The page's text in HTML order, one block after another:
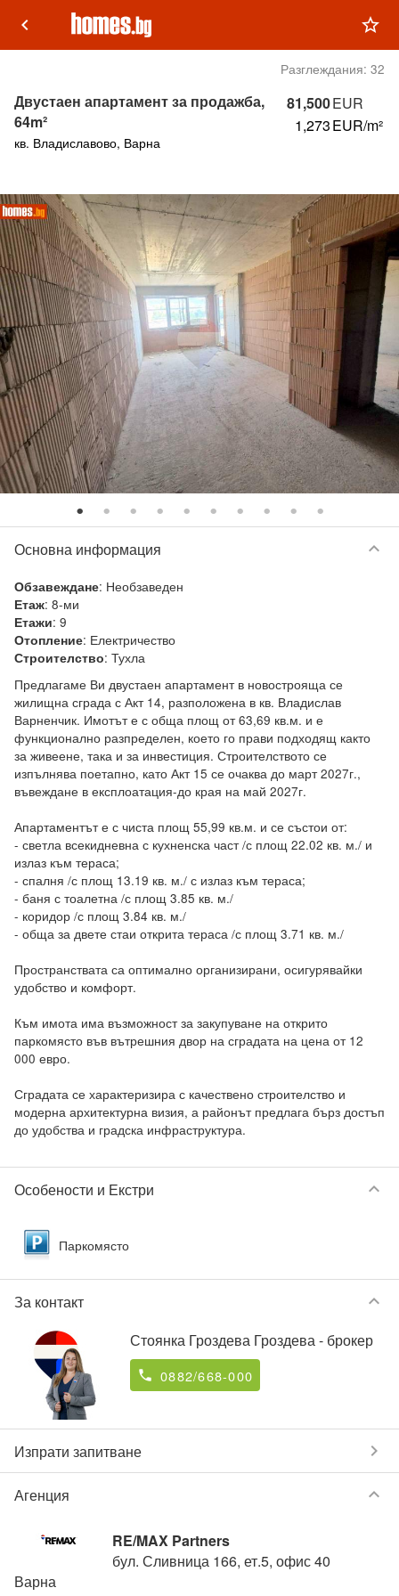
keyboard_arrow_left star_outline
Разглеждания: 32
81,500EUR
1,273EUR/m²
Двустаен апартамент за продажба,
64m²
кв. Владиславово, Варна
Основна информация keyboard_arrow_down
Обзавеждане: Необзаведен
Етаж: 8-ми
Етажи: 9
Отопление: Електричество
Строителство: Тухла
Предлагаме Ви двустаен апартамент в новострояща се
жилищна сграда с Акт 14, разположена в кв. Владислав
Варненчик. Имотът е с обща площ от 63,69 кв.м. и е
функционално разпределен, което го прави подходящ както
за живеене, така и за инвестиция. Строителството се
изпълнява поетапно, като Акт 15 се очаква до март 2027г.,
въвеждане в експлоатация-до края на май 2027г.
Апартаментът е с чиста площ 55,99 кв.м. и се състои от:
- светла всекидневна с кухненска част /с площ 22.02 кв. м./ и
излаз към тераса;
- спалня /с площ 13.19 кв. м./ с излаз към тераса;
- баня с тоалетна /с площ 3.85 кв. м./
- коридор /с площ 3.84 кв. м./
- обща за двете стаи открита тераса /с площ 3.71 кв. м./
Пространствата са оптимално организирани, осигурявайки
удобство и комфорт.
Към имота има възможност за закупуване на открито
паркомясто във вътрешния двор на сградата на цена от 12
000 евро.
Сградата се характеризира с качествено строителство и
модерна архитектурна визия, а районът предлага бърз достъп
Особености и Екстри keyboard_arrow_down
Паркомясто
За контакт keyboard_arrow_down
Стоянка Гроздева Гроздева- брокер
phone 0882/668-000
Изпрати запитване chevron_right
Агенция keyboard_arrow_down
RE/MAX Partners
бул. Сливница 166, ет.5, офис 40
Варна